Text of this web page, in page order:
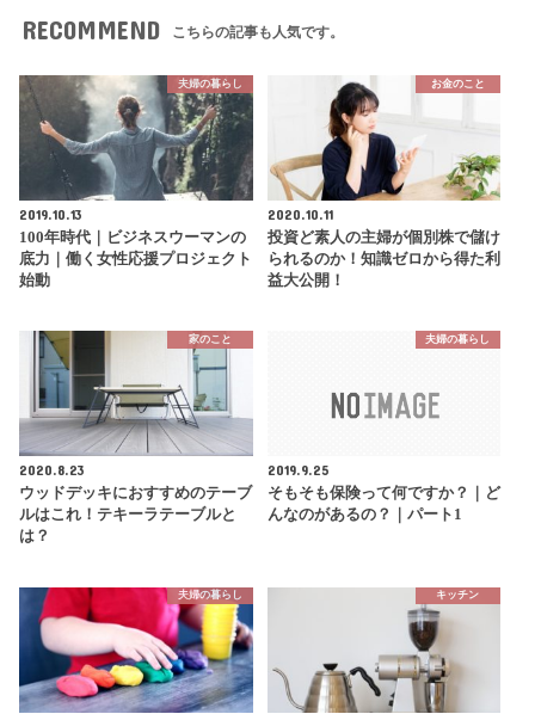
RECOMMEND こちらの記事も人気です。
夫婦の暮らし
2019.10.13
100年時代｜ビジネスウーマンの
底力｜働く女性応援プロジェクト
始動
お金のこと
2020.10.11
投資ど素人の主婦が個別株で儲け
られるのか！知識ゼロから得た利
益大公開！
家のこと
2020.8.23
ウッドデッキにおすすめのテーブ
ルはこれ！テキーラテーブルと
は？
夫婦の暮らし
2019.9.25
そもそも保険って何ですか？｜ど
んなのがあるの？｜パート1
夫婦の暮らし キッチン